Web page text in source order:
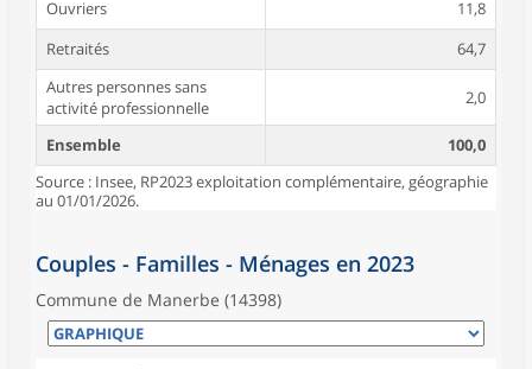
Ouvriers
11,8
Retraités
64,7
Autres personnes sans
activité professionnelle
2,0
Ensemble
100,0
Source : Insee, RP2023 exploitation complémentaire, géographie
au 01/01/2026.
Couples - Familles - Ménages en 2023
Commune de Manerbe (14398)